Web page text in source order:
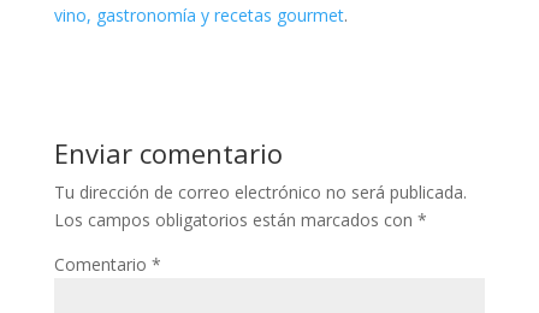
vino, gastronomía y recetas gourmet.
Enviar comentario
Tu dirección de correo electrónico no será publicada.
Los campos obligatorios están marcados con *
Comentario *